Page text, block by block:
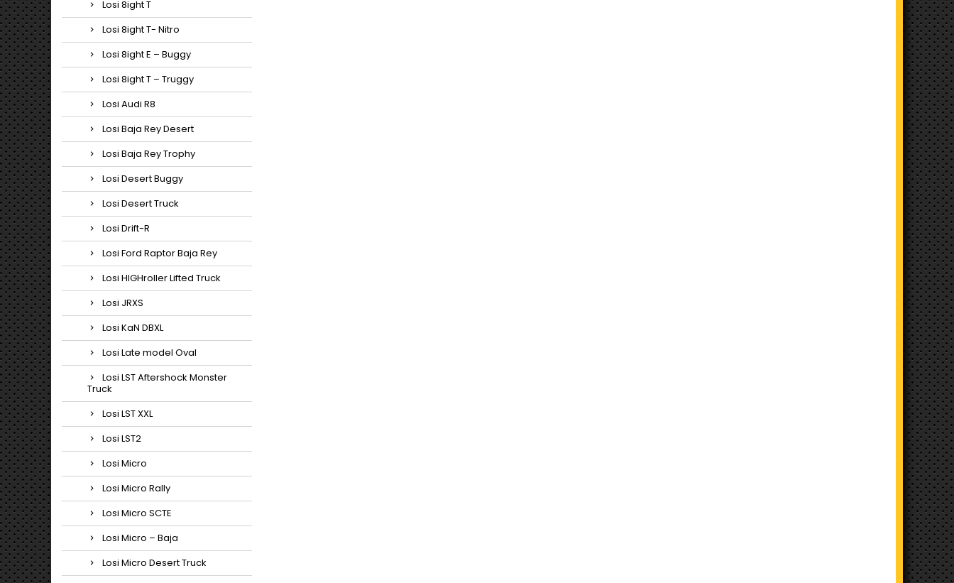
Losi 8ight T
Losi 8ight T- Nitro
Losi 8ight E – Buggy
Losi 8ight T – Truggy
Losi Audi R8
Losi Baja Rey Desert
Losi Baja Rey Trophy
Losi Desert Buggy
Losi Desert Truck
Losi Drift-R
Losi Ford Raptor Baja Rey
Losi HIGHroller Lifted Truck
Losi JRXS
Losi KaN DBXL
Losi Late model Oval
Losi LST Aftershock Monster
Truck
Losi LST XXL
Losi LST2
Losi Micro
Losi Micro Rally
Losi Micro SCTE
Losi Micro – Baja
Losi Micro Desert Truck